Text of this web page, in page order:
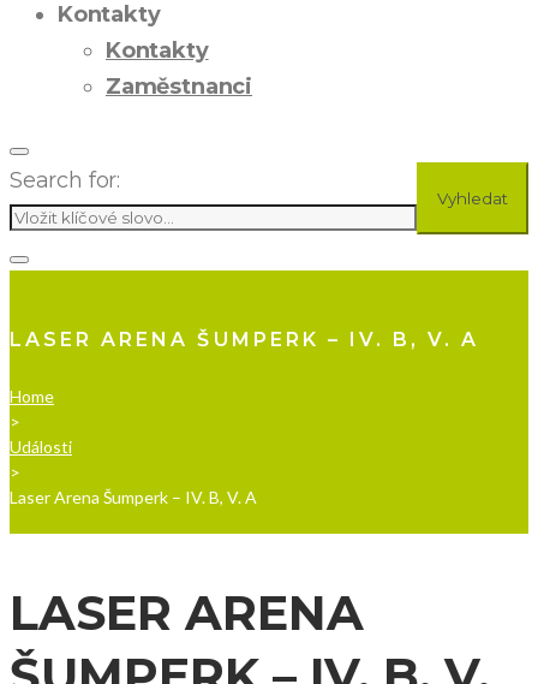
Kontakty
Kontakty
Zaměstnanci
Search for:
Vyhledat
LASER ARENA ŠUMPERK – IV. B, V. A
Home
>
Události
>
Laser Arena Šumperk – IV. B, V. A
LASER ARENA